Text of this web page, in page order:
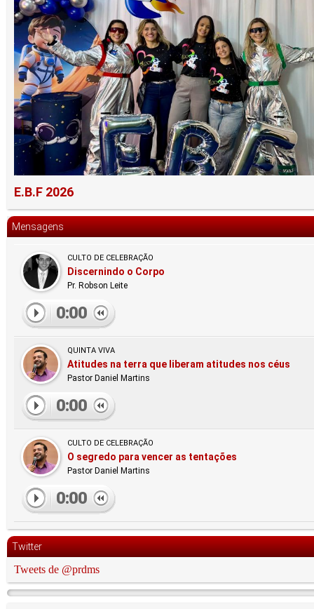
E.B.F 2026
Mensagens
CULTO DE CELEBRAÇÃO
Discernindo o Corpo
Pr. Robson Leite
0:00
QUINTA VIVA
Atitudes na terra que liberam atitudes nos céus
Pastor Daniel Martins
0:00
CULTO DE CELEBRAÇÃO
O segredo para vencer as tentações
Pastor Daniel Martins
0:00
Twitter
Tweets de @prdms